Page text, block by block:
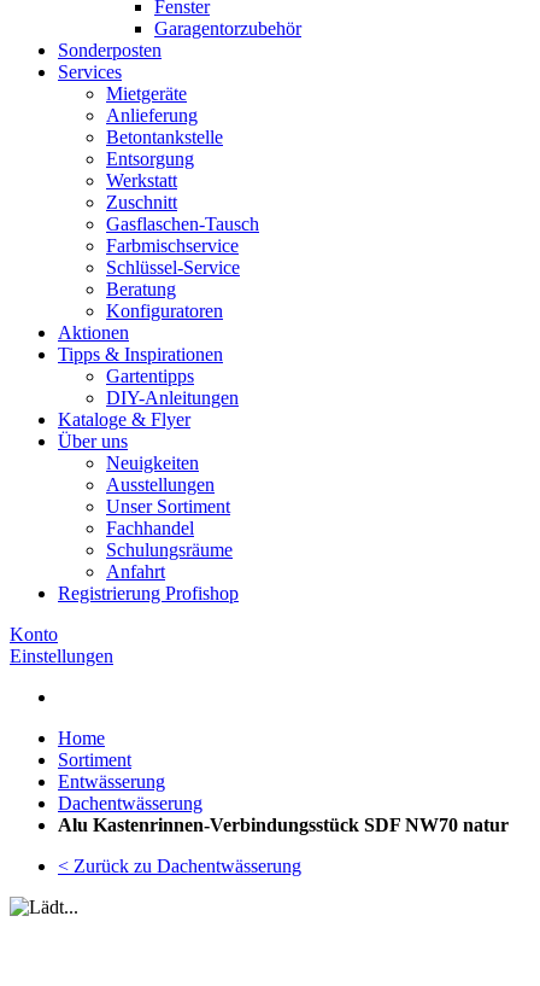
Fenster
Garagentorzubehör
Sonderposten
Services
Mietgeräte
Anlieferung
Betontankstelle
Entsorgung
Werkstatt
Zuschnitt
Gasflaschen-Tausch
Farbmischservice
Schlüssel-Service
Beratung
Konfiguratoren
Aktionen
Tipps & Inspirationen
Gartentipps
DIY-Anleitungen
Kataloge & Flyer
Über uns
Neuigkeiten
Ausstellungen
Unser Sortiment
Fachhandel
Schulungsräume
Anfahrt
Registrierung Profishop
Konto
Einstellungen
Home
Sortiment
Entwässerung
Dachentwässerung
Alu Kastenrinnen-Verbindungsstück SDF NW70 natur
< Zurück zu Dachentwässerung